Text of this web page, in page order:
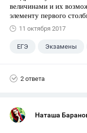
величинами и их
элементу первого
11 октября 2017
ЕГЭ Экзамены
2 ответа
Наташа